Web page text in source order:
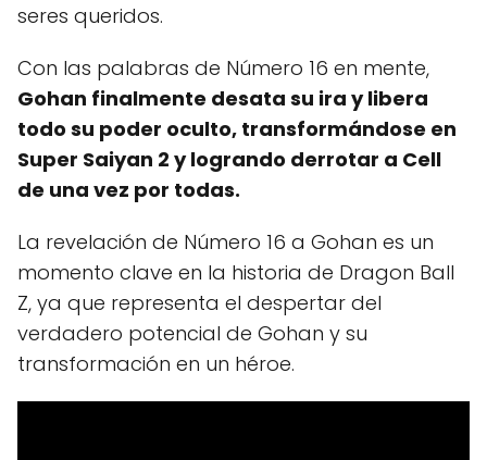
seres queridos.
Con las palabras de Número 16 en mente,
Gohan finalmente desata su ira y libera
todo su poder oculto, transformándose en
Super Saiyan 2 y logrando derrotar a Cell
de una vez por todas.
La revelación de Número 16 a Gohan es un
momento clave en la historia de Dragon Ball
Z, ya que representa el despertar del
verdadero potencial de Gohan y su
transformación en un héroe.